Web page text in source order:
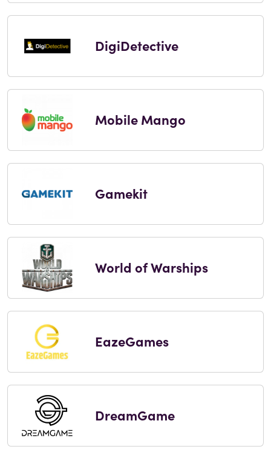
DigiDetective
Mobile Mango
Gamekit
World of Warships
EazeGames
DreamGame